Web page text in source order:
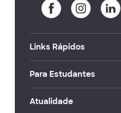
Links Rápidos
Para Estudantes
Atualidade